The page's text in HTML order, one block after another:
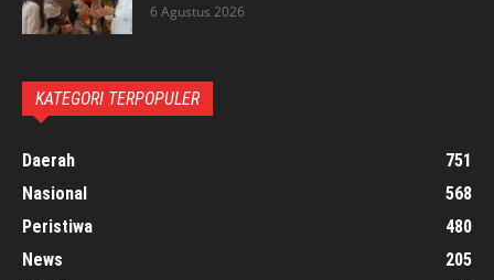
6 Agustus 2026
KATEGORI TERPOPULER
Daerah
751
Nasional
568
Peristiwa
480
News
205